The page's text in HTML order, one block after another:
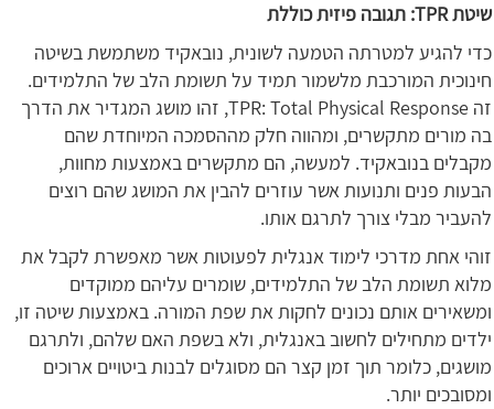
שיטתTPR: תגובה פיזית כוללת
כדי להגיע למטרתה הטמעה לשונית, נובאקיד משתמשת בשיטה
חינוכית המורכבת מלשמור תמיד על תשומת הלב של התלמידים.
זה TPR: Total Physical Response, זהו מושג המגדיר את הדרך
בה מורים מתקשרים, ומהווה חלק מההסמכה המיוחדת שהם
מקבלים בנובאקיד. למעשה, הם מתקשרים באמצעות מחוות,
הבעות פנים ותנועות אשר עוזרים להבין את המושג שהם רוצים
להעביר מבלי צורך לתרגם אותו.
זוהי אחת מדרכי לימוד אנגלית לפעוטות אשר מאפשרת לקבל את
מלוא תשומת הלב של התלמידים, שומרים עליהם ממוקדים
ומשאירים אותם נכונים לחקות את שפת המורה. באמצעות שיטה זו,
ילדים מתחילים לחשוב באנגלית, ולא בשפת האם שלהם, ולתרגם
מושגים, כלומר תוך זמן קצר הם מסוגלים לבנות ביטויים ארוכים
ומסובכים יותר.